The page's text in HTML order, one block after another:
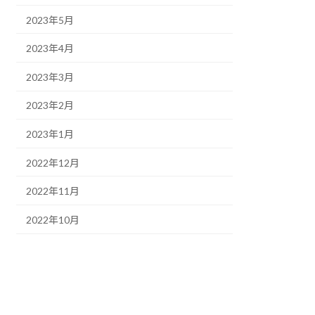
2023年5月
2023年4月
2023年3月
2023年2月
2023年1月
2022年12月
2022年11月
2022年10月